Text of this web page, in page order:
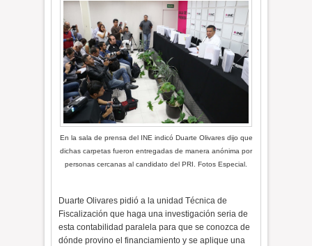
En la sala de prensa del INE indicó Duarte Olivares dijo que
dichas carpetas fueron entregadas de manera anónima por
personas cercanas al candidato del PRI. Fotos Especial.
Duarte Olivares pidió a la unidad Técnica de
Fiscalización que haga una investigación seria de
esta contabilidad paralela para que se conozca de
dónde provino el financiamiento y se aplique una